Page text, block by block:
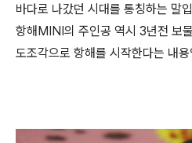
바다로 나갔던 시대를 통칭하는 말
항해MINI의 주인공 역시 3년전 보
도조각으로 항해를 시작한다는 내